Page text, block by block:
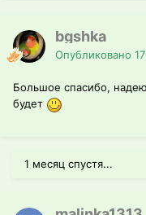
bgshka
Опубликовано
Большое спасибо,
будет
1 месяц спустя...